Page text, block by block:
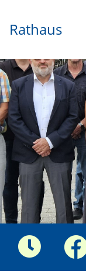
Rathaus